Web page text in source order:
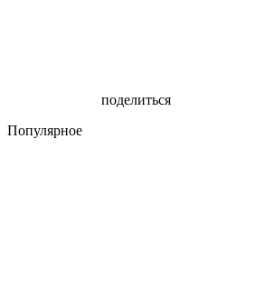
поделиться
Популярное